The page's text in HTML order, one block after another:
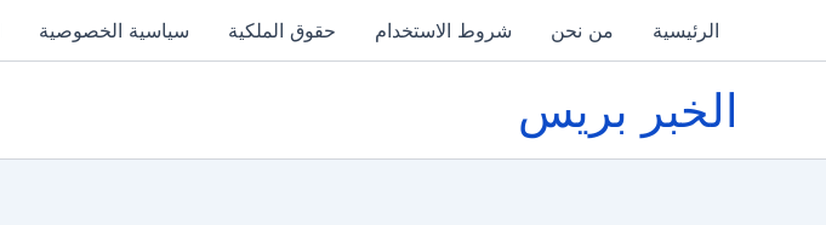
الرئيسية من نحن شروط الاستخدام حقوق الملكية سياسية الخصوصية
الخبر بريس